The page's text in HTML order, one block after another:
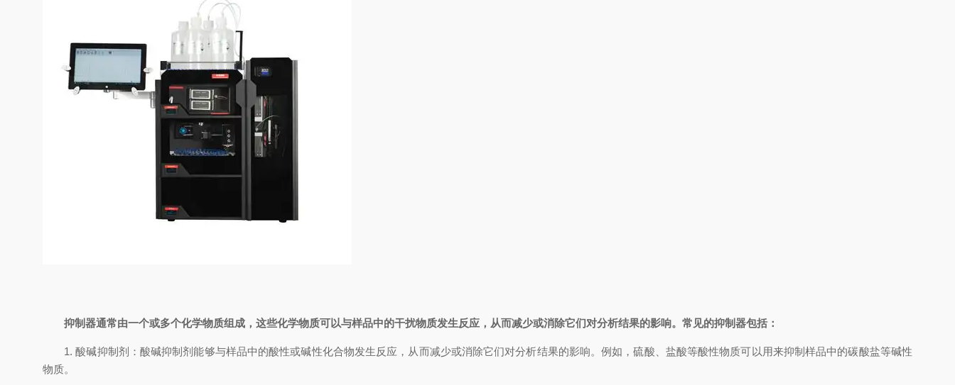
抑制器通常由一个或多个化学物质组成，这些化学物质可以与样品中的干扰物质发生反应，从而减少或消除它们对分析结果的影响。常见的抑制器包括：
1. 酸碱抑制剂：酸碱抑制剂能够与样品中的酸性或碱性化合物发生反应，从而减少或消除它们对分析结果的影响。例如，硫酸、盐酸等酸性物质可以用来抑制样品中的碳酸盐等碱性
物质。